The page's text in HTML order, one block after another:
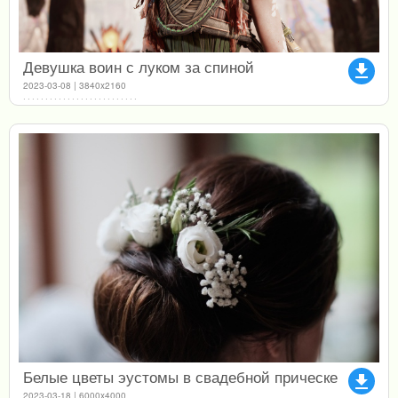
file_download
Девушка воин с луком за спиной
2023-03-08 | 3840x2160
file_download
Белые цветы эустомы в свадебной прическе
2023-03-18 | 6000x4000